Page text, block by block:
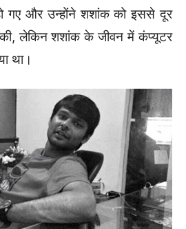
गए और उन्होंने शशांक को इससे दूर
लेकिन शशांक के जीवन में कंप्यूटर
था।